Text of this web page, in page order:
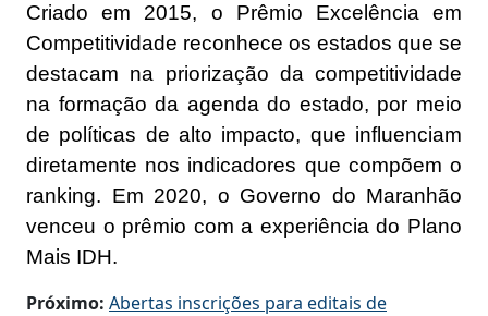
Criado em 2015, o Prêmio Excelência em
Competitividade reconhece os estados que se
destacam na priorização da competitividade
na formação da agenda do estado, por meio
de políticas de alto impacto, que influenciam
diretamente nos indicadores que compõem o
ranking. Em 2020, o Governo do Maranhão
venceu o prêmio com a experiência do Plano
Mais IDH.
Próximo: Abertas inscrições para editais de